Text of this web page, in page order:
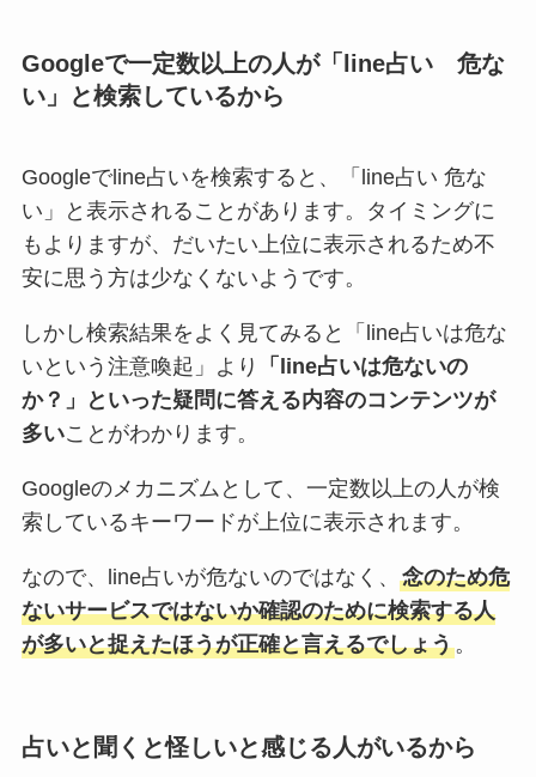
Googleで一定数以上の人が「line占い 危な
い」と検索しているから
Googleでline占いを検索すると、「line占い 危な
い」と表示されることがあります。タイミングに
もよりますが、だいたい上位に表示されるため不
安に思う方は少なくないようです。
しかし検索結果をよく見てみると「line占いは危な
いという注意喚起」より
「line占いは危ないの
か？」といった疑問に答える内容のコンテンツが
多いことがわかります。
Googleのメカニズムとして、一定数以上の人が検
索しているキーワードが上位に表示されます。
なので、line占いが危ないのではなく、 念のため危
ないサービスではないか確認のために検索する人
が多いと捉えたほうが正確と言えるでしょう。
占いと聞くと怪しいと感じる人がいるから